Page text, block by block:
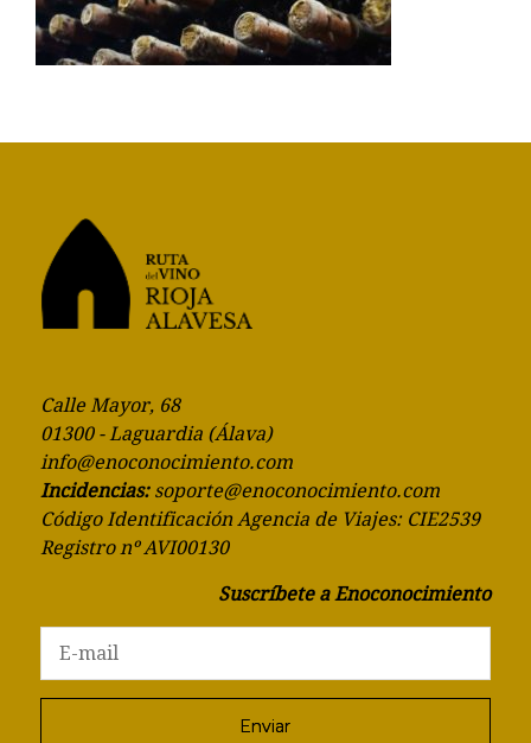
Calle Mayor, 68
01300 - Laguardia (Álava)
info@enoconocimiento.com
Incidencias: soporte@enoconocimiento.com
Código Identificación Agencia de Viajes: CIE2539
Registro nº AVI00130
Suscríbete a Enoconocimiento